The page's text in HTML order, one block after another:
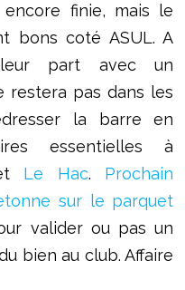
encore finie, mais le
bons coté ASUL. A
part avec un
restera pas dans les
la barre en
essentielles à
Le Hac. Prochain
sur le parquet
valider ou pas un
bien au club. Affaire